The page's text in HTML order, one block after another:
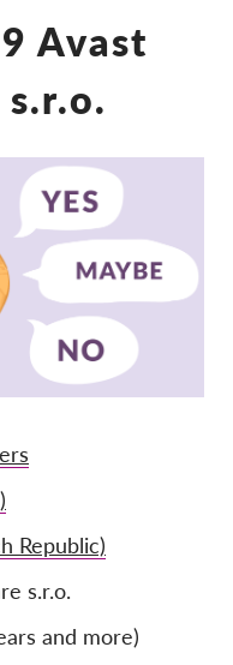
rights!
Avast
Republic)
s.r.o.
and more)